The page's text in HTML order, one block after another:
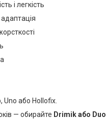
і легкість
або Hollofix.
— обирайте Drimik або Duo